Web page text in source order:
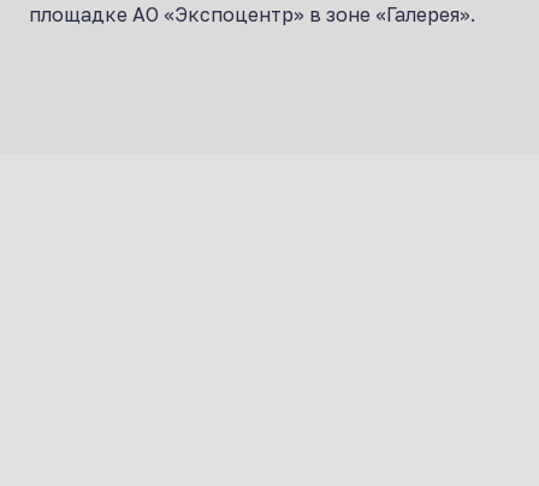
площадке АО «Экспоцентр» в зоне «Галерея».